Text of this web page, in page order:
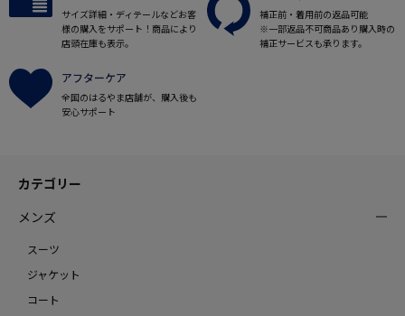
サイズ詳細・ディテールなどお客
様の購入をサポート！商品により
店頭在庫も表示。
補正前・着用前の返品可能
※一部返品不可商品あり購入時の
補正サービスも承ります。
アフターケア
全国のはるやま店舗が、購入後も
安心サポート
カテゴリー
メンズ
スーツ
ジャケット
コート